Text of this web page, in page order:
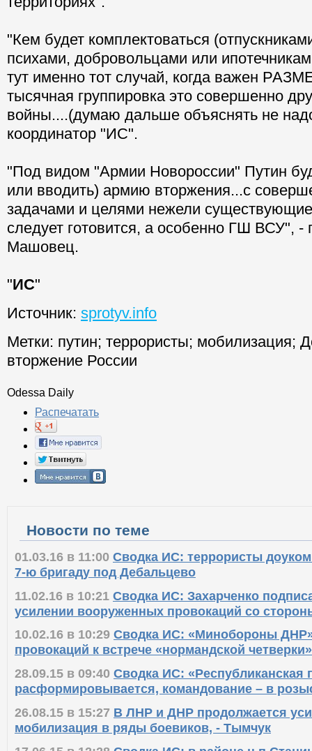
"Кем будет комплектоваться
психами, добровольцами или
тут именно тот случай, когда важен
тысячная группировка это совершенно
войны....(думаю дальше объяснять не
координатор "ИС".
"Под видом "Армии Новороссии" Путин
или вводить) армию вторжения...с
задачами и целями нежели
следует готовится, а особенно ГШ ВСУ", -
Машовец.
"ИС"
Источник: sprotyv.info
Метки: путин; террористы; мобилизация;
вторжение России
Odessa Daily
Распечатать
Новости по теме
01.03.16 в 11:00 Сводка ИС: террористы
7-ю бригаду под Дебальцево
11.02.16 в 10:21 Сводка ИС: Захарченко
усилении вооруженных провокаций со
10.02.16 в 10:29 Сводка ИС: «Минобороны
провокаций к встрече «нормандской четверки»
28.09.15 в 09:40 Сводка ИС: «Республиканская
расформировывается, командование – в
26.08.15 в 15:27 В ЛНР и ДНР продолжается
мобилизация в ряды боевиков, - Тымчук